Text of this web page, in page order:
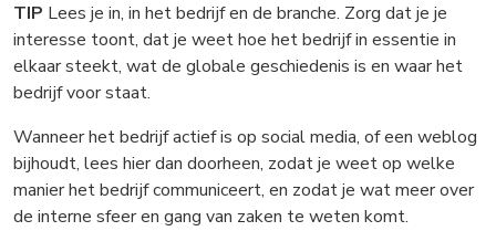
TIP Lees je in, in het bedrijf en de branche. Zorg dat je je
interesse toont, dat je weet hoe het bedrijf in essentie in
elkaar steekt, wat de globale geschiedenis is en waar het
bedrijf voor staat.
Wanneer het bedrijf actief is op social media, of een weblog
bijhoudt, lees hier dan doorheen, zodat je weet op welke
manier het bedrijf communiceert, en zodat je wat meer over
de interne sfeer en gang van zaken te weten komt.